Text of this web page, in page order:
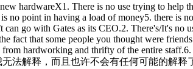
hardwareX1. There is no use trying to help
no point in having a load of money5. there is
go with Gates as its CEO.2. There's/It's no
fact that some people you thought were
hardworking and thrifty of the entire
无法解释，而且也许不会有任何可能的解释